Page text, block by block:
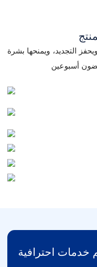
التجديد، ويمنحها بشرة
أسبوعين
خدمات احترافية